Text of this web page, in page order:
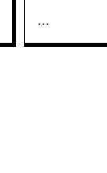
…